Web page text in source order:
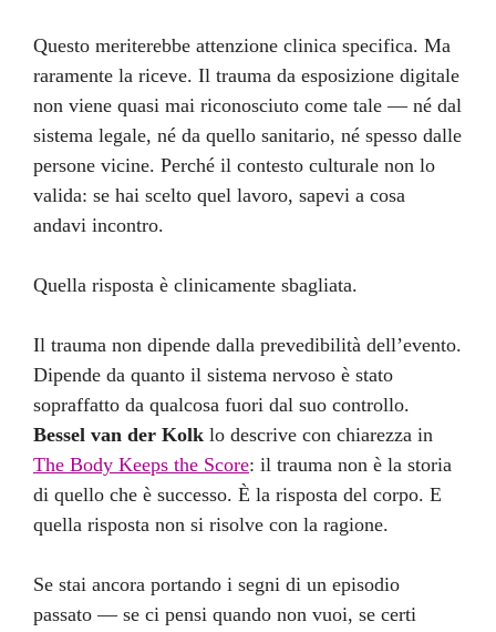
Questo meriterebbe attenzione clinica specifica. Ma
raramente la riceve. Il trauma da esposizione digitale
non viene quasi mai riconosciuto come tale — né dal
sistema legale, né da quello sanitario, né spesso dalle
persone vicine. Perché il contesto culturale non lo
valida: se hai scelto quel lavoro, sapevi a cosa
andavi incontro.
Quella risposta è clinicamente sbagliata.
Il trauma non dipende dalla prevedibilità dell’evento.
Dipende da quanto il sistema nervoso è stato
sopraffatto da qualcosa fuori dal suo controllo.
Bessel van der Kolk lo descrive con chiarezza in
The Body Keeps the Score: il trauma non è la storia
di quello che è successo. È la risposta del corpo. E
quella risposta non si risolve con la ragione.
Se stai ancora portando i segni di un episodio
passato — se ci pensi quando non vuoi, se certi